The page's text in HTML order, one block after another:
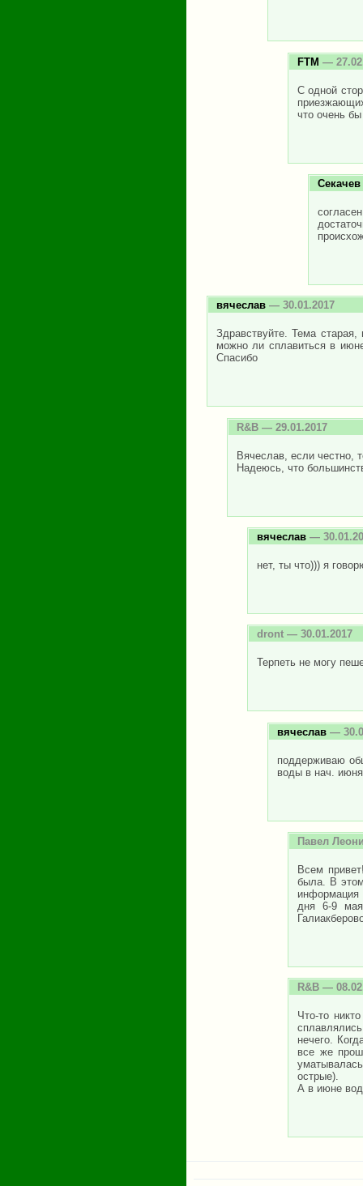
FTM —
С одной
что очень
вячеслав — 30.01.2017
Здравствуйте. Тема
можно ли сплавиться в
Спасибо
R&B — 29.01.2017
Вячеслав, если честно,
Надеюсь, что
вячеслав —
нет, ты что))) я
dront — 30.01.2017
Терпеть не могу
вячеслав —
поддерживаю
воды в нач.
Павел
Всем
была. В
информация
дня 6-9
R&B —
Что-то
нечего.
все же
острые).
А в июне